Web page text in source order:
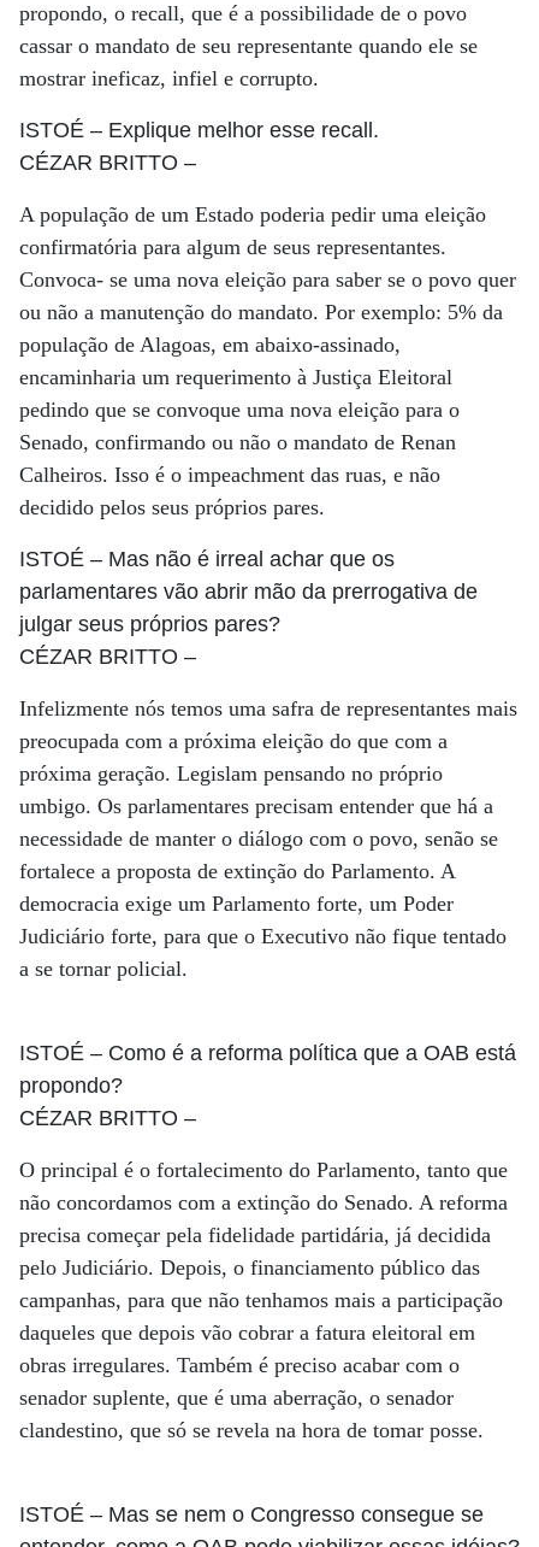
propondo, o recall, que é a possibilidade de o povo
cassar o mandato de seu representante quando ele se
mostrar ineficaz, infiel e corrupto.
ISTOÉ – Explique melhor esse recall.
CÉZAR BRITTO –
A população de um Estado poderia pedir uma eleição
confirmatória para algum de seus representantes.
Convoca- se uma nova eleição para saber se o povo quer
ou não a manutenção do mandato. Por exemplo: 5% da
população de Alagoas, em abaixo-assinado,
encaminharia um requerimento à Justiça Eleitoral
pedindo que se convoque uma nova eleição para o
Senado, confirmando ou não o mandato de Renan
Calheiros. Isso é o impeachment das ruas, e não
decidido pelos seus próprios pares.
ISTOÉ – Mas não é irreal achar que os
parlamentares vão abrir mão da prerrogativa de
julgar seus próprios pares?
CÉZAR BRITTO –
Infelizmente nós temos uma safra de representantes mais
preocupada com a próxima eleição do que com a
próxima geração. Legislam pensando no próprio
umbigo. Os parlamentares precisam entender que há a
necessidade de manter o diálogo com o povo, senão se
fortalece a proposta de extinção do Parlamento. A
democracia exige um Parlamento forte, um Poder
Judiciário forte, para que o Executivo não fique tentado
a se tornar policial.
ISTOÉ – Como é a reforma política que a OAB está
propondo?
CÉZAR BRITTO –
O principal é o fortalecimento do Parlamento, tanto que
não concordamos com a extinção do Senado. A reforma
precisa começar pela fidelidade partidária, já decidida
pelo Judiciário. Depois, o financiamento público das
campanhas, para que não tenhamos mais a participação
daqueles que depois vão cobrar a fatura eleitoral em
obras irregulares. Também é preciso acabar com o
senador suplente, que é uma aberração, o senador
clandestino, que só se revela na hora de tomar posse.
ISTOÉ – Mas se nem o Congresso consegue se